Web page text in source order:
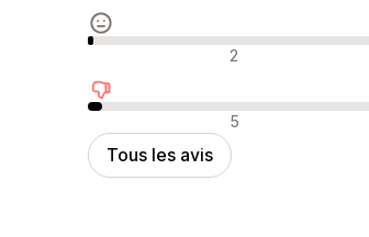
Avis neutres 2
Avis négatifs 5
Tous les avis